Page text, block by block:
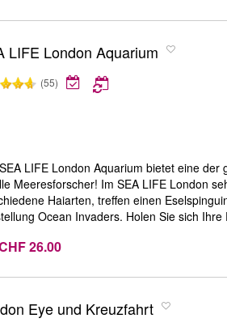
LIFE London Aquarium
(55)
LIFE London Aquarium bietet eine
Meeresforscher! Im SEA LIFE London
Haiarten, treffen einen
Ocean Invaders. Holen Sie sich
26.00
Eye und Kreuzfahrt